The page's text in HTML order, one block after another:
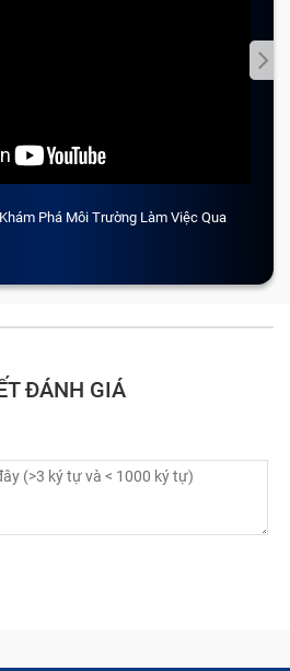
Phá Môi Trường Làm Việc Qua
ĐÁNH GIÁ